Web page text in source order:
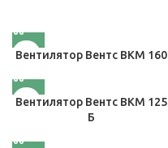
Вентилятор Вентс ВКМ 160
Вентилятор Вентс ВКМ 125
Б